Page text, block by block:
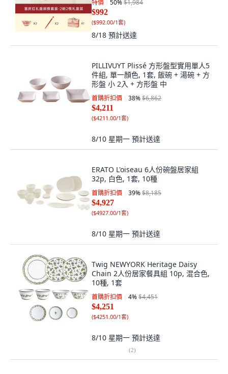
特價 50%$1,984
$992
($992.00/1套)
8/18 預計送達
PILLIVUYT Plissé 方形盤型實用單人5
件組, 單一顏色, 1套, 飯碗 + 湯碗 + 方
形盤 小 2入 + 方形盤 中
首購折扣價 38%$6,862
$4,211
($4211.00/1套)
8/10 星期一 預計送達
ERATO L'oiseau 6人份碗盤居家組
32p, 白色, 1套, 10種
首購折扣價 39%$8,185
$4,927
($4927.00/1套)
8/10 星期一 預計送達
Twig NEWYORK Heritage Daisy
Chain 2人份居家餐具組 10p, 混合色,
10種, 1套
首購折扣價 4%$4,451
$4,251
($4251.00/1套)
8/10 星期一 預計送達
(2)